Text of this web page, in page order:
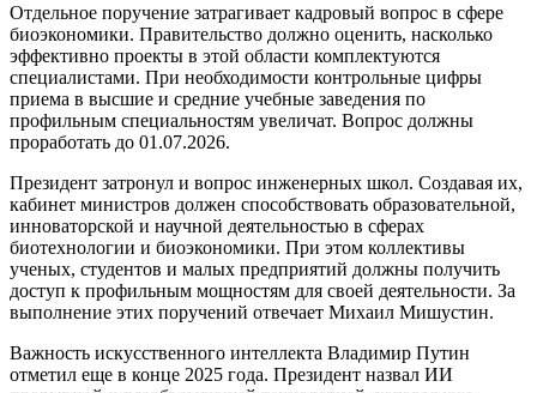
Отдельное поручение затрагивает кадровый вопрос в сфере
биоэкономики. Правительство должно оценить, насколько
эффективно проекты в этой области комплектуются
специалистами. При необходимости контрольные цифры
приема в высшие и средние учебные заведения по
профильным специальностям увеличат. Вопрос должны
проработать до 01.07.2026.
Президент затронул и вопрос инженерных школ. Создавая их,
кабинет министров должен способствовать образовательной,
инноваторской и научной деятельностью в сферах
биотехнологии и биоэкономики. При этом коллективы
ученых, студентов и малых предприятий должны получить
доступ к профильным мощностям для своей деятельности. За
выполнение этих поручений отвечает Михаил Мишустин.
Важность искусственного интеллекта Владимир Путин
отметил еще в конце 2025 года. Президент назвал ИИ